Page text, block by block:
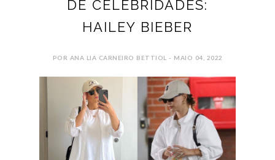
DE CELEBRIDADES:
HAILEY BIEBER
POR ANA LIA CARNEIRO BETTIOL - MAIO 04, 2022